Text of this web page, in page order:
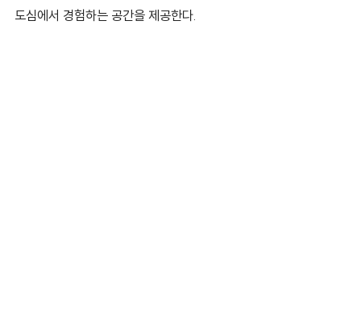
도심에서 경험하는 공간을 제공한다.